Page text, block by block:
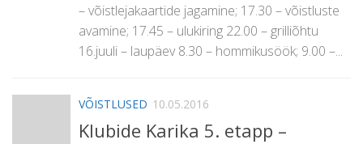
– võistlejakaartide jagamine; 17.30 – võistluste
avamine; 17.45 – ulukiring 22.00 – grilliõhtu
16.juuli – laupäev 8.30 – hommikusöök; 9.00 –...
VÕISTLUSED 10.05.2016
Klubide Karika 5. etapp –